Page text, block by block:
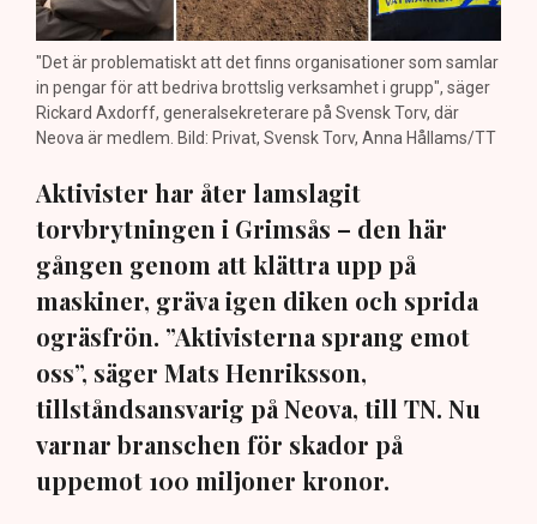
"Det är problematiskt att det finns organisationer som samlar
in pengar för att bedriva brottslig verksamhet i grupp", säger
Rickard Axdorff, generalsekreterare på Svensk Torv, där
Neova är medlem. Bild: Privat, Svensk Torv, Anna Hållams/TT
Aktivister har åter lamslagit
torvbrytningen i Grimsås – den här
gången genom att klättra upp på
maskiner, gräva igen diken och sprida
ogräsfrön. ”Aktivisterna sprang emot
oss”, säger Mats Henriksson,
tillståndsansvarig på Neova, till TN. Nu
varnar branschen för skador på
uppemot 100 miljoner kronor.